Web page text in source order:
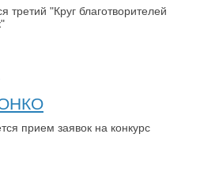
третий "Круг благотворителей
прием заявок на конкурс